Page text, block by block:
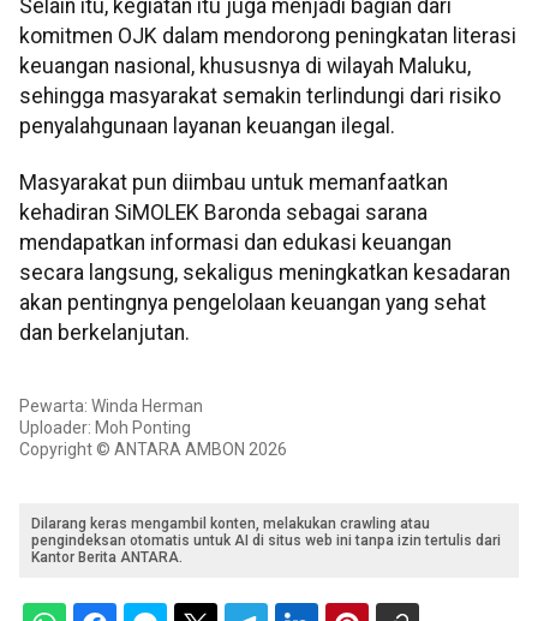
Selain itu, kegiatan itu juga menjadi bagian dari
komitmen OJK dalam mendorong peningkatan literasi
keuangan nasional, khususnya di wilayah Maluku,
sehingga masyarakat semakin terlindungi dari risiko
penyalahgunaan layanan keuangan ilegal.
Masyarakat pun diimbau untuk memanfaatkan
kehadiran SiMOLEK Baronda sebagai sarana
mendapatkan informasi dan edukasi keuangan
secara langsung, sekaligus meningkatkan kesadaran
akan pentingnya pengelolaan keuangan yang sehat
dan berkelanjutan.
Pewarta: Winda Herman
Uploader: Moh Ponting
Copyright © ANTARA AMBON 2026
Dilarang keras mengambil konten, melakukan crawling atau
pengindeksan otomatis untuk AI di situs web ini tanpa izin tertulis dari
Kantor Berita ANTARA.